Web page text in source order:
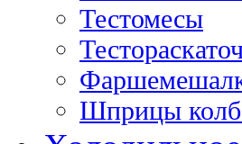
Тестомесы
Шприцы